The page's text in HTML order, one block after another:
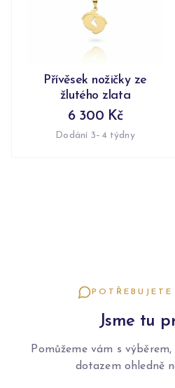
Přívěsek nožičky ze
žlutého zlata
6 300 Kč
Dodání 3–4 týdny
Jsme tu
Pomůžeme vám s
dotazem ohledně